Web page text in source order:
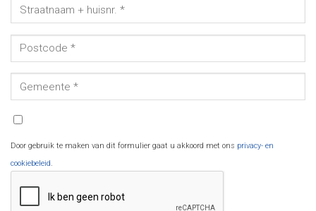
Door gebruik te maken van dit formulier gaat u akkoord met ons privacy- en
cookiebeleid.